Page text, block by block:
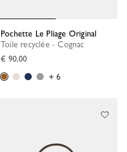
Pochette Le Pliage Original
Toile recyclée - Cognac
€ 90,00
+ 6